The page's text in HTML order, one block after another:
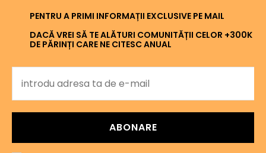
PENTRU A PRIMI INFORMAȚII EXCLUSIVE PE MAIL
DACĂ VREI SĂ TE ALĂTURI COMUNITĂȚII CELOR +300K
DE PĂRINȚI CARE NE CITESC ANUAL
ABONARE